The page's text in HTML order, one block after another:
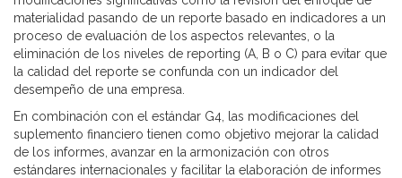
materialidad pasando de un reporte basado en indicadores a un
proceso de evaluación de los aspectos relevantes, o la
eliminación de los niveles de reporting (A, B o C) para evitar que
la calidad del reporte se confunda con un indicador del
desempeño de una empresa.
En combinación con el estándar G4, las modificaciones del
suplemento financiero tienen como objetivo mejorar la calidad
de los informes, avanzar en la armonización con otros
estándares internacionales y facilitar la elaboración de informes